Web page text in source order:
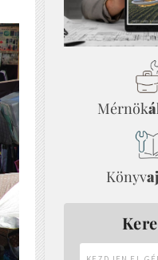
Mérnök
Könyv